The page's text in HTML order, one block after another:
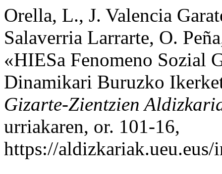
Orella, L., J. Valencia
Salaverria Larrarte, O.
«HIESa Fenomeno Sozial
Dinamikari Buruzko
Gizarte-Zientzien
urriakaren, or. 101-16,
https://